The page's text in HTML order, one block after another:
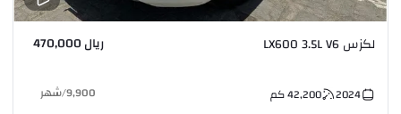
لكزس LX600 3.5L V6 ريال 470,000
2024
42,200كم 9,900
/شهر